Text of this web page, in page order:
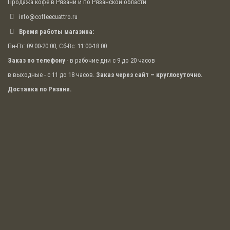
Компания
организаций общественного питания.
Предлагаемаренду рожковых кофемашин
аренду автоматических кофемашин
и
профессиональных кофемашин разной
производительности и комплектации в Спб.
Продажа кофе в Рязани и по Рязанской области
info@coffeecuattro.ru
Время работы магазина:
Пн-Пт: 09:00-20:00, Сб-Вс: 11:00-18:00
Заказ по телефону - в рабочие дни с 9 до 20 часов
в выходные - с 11 до 18 часов. Заказ через сайт – круглосуточно.
Доставка по Рязани.